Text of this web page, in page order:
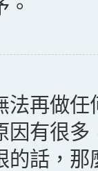
法再做
因有很
的話，